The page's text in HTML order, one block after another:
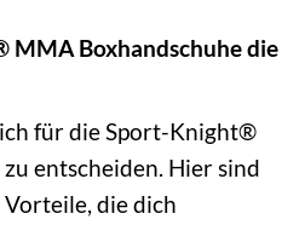
Boxhandschuhe die
für die Sport-Knight®
entscheiden. Hier sind
die dich